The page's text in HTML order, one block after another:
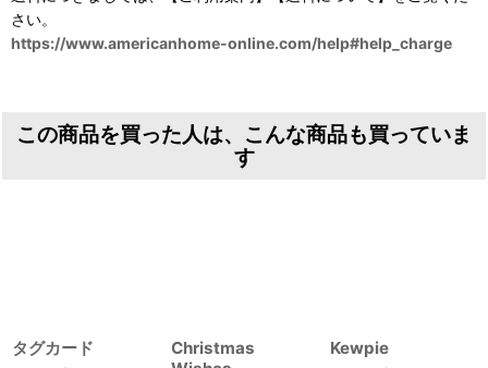
さい。
https://www.americanhome-online.com/help#help_charge
この商品を買った人は、こんな商品も買っていま
す
タグカード
Christmas
Kewpie